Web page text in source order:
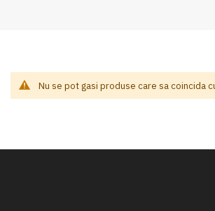
Nu se pot gasi produse care sa coincida